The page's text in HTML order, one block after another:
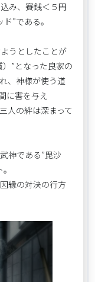
み、賽銭＜５円
”である。
うとしたことが
”となった良家の
、神様が使う道
に害を与え
人の絆は深まって
神である”毘沙
縁の対決の行方